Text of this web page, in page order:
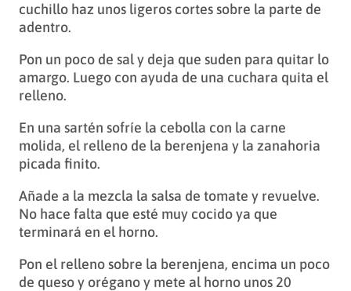
cuchillo haz unos ligeros cortes sobre la parte de
adentro.
Pon un poco de sal y deja que suden para quitar lo
amargo. Luego con ayuda de una cuchara quita el
relleno.
En una sartén sofríe la cebolla con la carne
molida, el relleno de la berenjena y la zanahoria
picada finito.
Añade a la mezcla la salsa de tomate y revuelve.
No hace falta que esté muy cocido ya que
terminará en el horno.
Pon el relleno sobre la berenjena, encima un poco
de queso y orégano y mete al horno unos 20